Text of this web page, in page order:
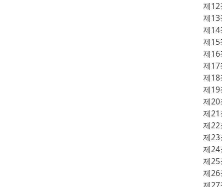
제12
제
제14
제15
제16
제17
제18
제19
제20
제21
제22
제23
제24
제25
제26